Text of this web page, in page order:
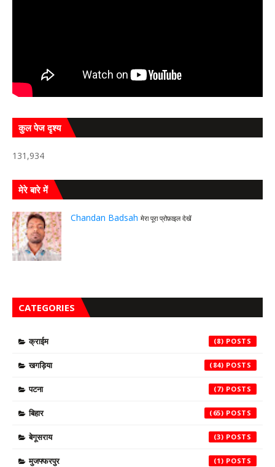
कुल पेज दृश्य
131,934
मेरे बारे में
Chandan Badsah मेरा पूरा प्रोफ़ाइल देखें
CATEGORIES
क्राईम (8)
खगड़िया (84)
पटना (7)
बिहार (65)
बेगूसराय (3)
मुजफ्फरपुर (1)